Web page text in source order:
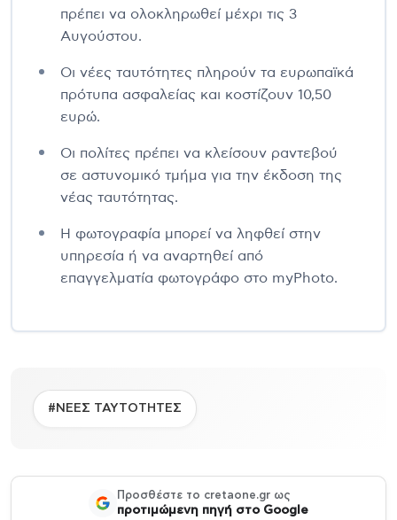
πρέπει να ολοκληρωθεί μέχρι τις 3
Αυγούστου.
Οι νέες ταυτότητες πληρούν τα ευρωπαϊκά
πρότυπα ασφαλείας και κοστίζουν 10,50
ευρώ.
Οι πολίτες πρέπει να κλείσουν ραντεβού
σε αστυνομικό τμήμα για την έκδοση της
νέας ταυτότητας.
Η φωτογραφία μπορεί να ληφθεί στην
υπηρεσία ή να αναρτηθεί από
επαγγελματία φωτογράφο στο myPhoto.
#ΝΕΕΣ ΤΑΥΤΟΤΗΤΕΣ
Προσθέστε το cretaone.gr ως
προτιμώμενη πηγή στο Google